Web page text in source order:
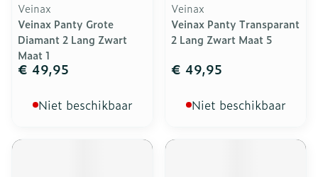
Veinax
Veinax Panty Grote
Diamant 2 Lang Zwart
Maat 1
€ 49,95
Niet beschikbaar
Veinax
Veinax Panty Transparant
2 Lang Zwart Maat 5
€ 49,95
Niet beschikbaar